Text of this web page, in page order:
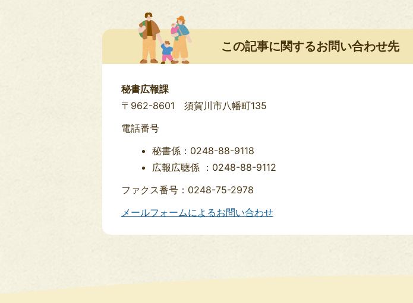
この記事に関するお問い合わせ先
秘書広報課
〒962-8601 須賀川市八幡町135
電話番号
秘書係：0248-88-9118
広報広聴係 ：0248-88-9112
ファクス番号：0248-75-2978
メールフォームによるお問い合わせ